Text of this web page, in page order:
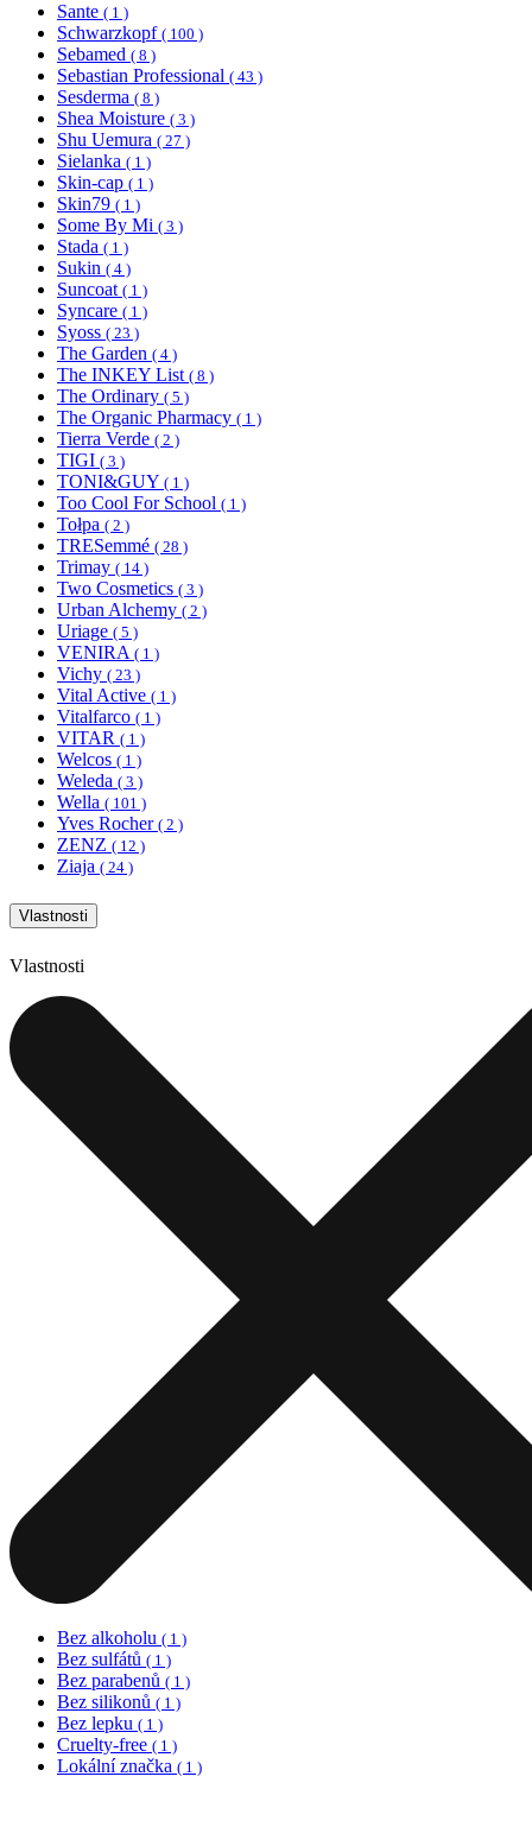
Sante ( 1 )
Schwarzkopf ( 100 )
Sebamed ( 8 )
Sebastian Professional ( 43 )
Sesderma ( 8 )
Shea Moisture ( 3 )
Shu Uemura ( 27 )
Sielanka ( 1 )
Skin-cap ( 1 )
Skin79 ( 1 )
Some By Mi ( 3 )
Stada ( 1 )
Sukin ( 4 )
Suncoat ( 1 )
Syncare ( 1 )
Syoss ( 23 )
The Garden ( 4 )
The INKEY List ( 8 )
The Ordinary ( 5 )
The Organic Pharmacy ( 1 )
Tierra Verde ( 2 )
TIGI ( 3 )
TONI&GUY ( 1 )
Too Cool For School ( 1 )
Tołpa ( 2 )
TRESemmé ( 28 )
Trimay ( 14 )
Two Cosmetics ( 3 )
Urban Alchemy ( 2 )
Uriage ( 5 )
VENIRA ( 1 )
Vichy ( 23 )
Vital Active ( 1 )
Vitalfarco ( 1 )
VITAR ( 1 )
Welcos ( 1 )
Weleda ( 3 )
Wella ( 101 )
Yves Rocher ( 2 )
ZENZ ( 12 )
Ziaja ( 24 )
Vlastnosti
Vlastnosti
Bez alkoholu ( 1 )
Bez sulfátů ( 1 )
Bez parabenů ( 1 )
Bez silikonů ( 1 )
Bez lepku ( 1 )
Cruelty-free ( 1 )
Lokální značka ( 1 )